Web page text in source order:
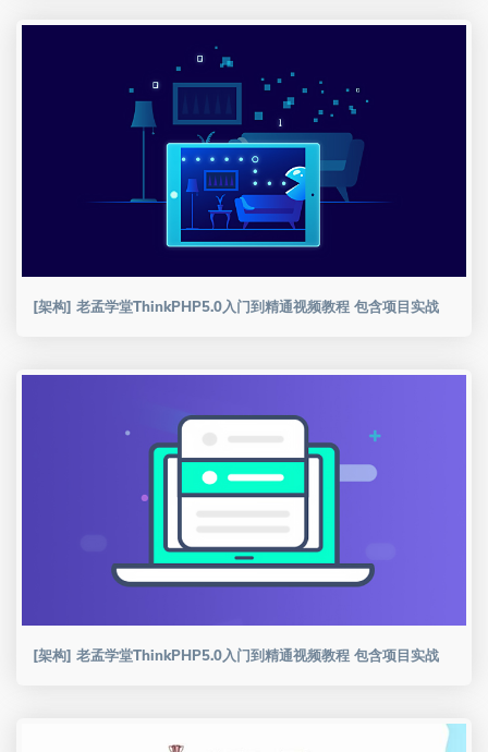
[架构] 老孟学堂ThinkPHP5.0入门到精通视频教程 包含项目实战
[架构] 老孟学堂ThinkPHP5.0入门到精通视频教程 包含项目实战